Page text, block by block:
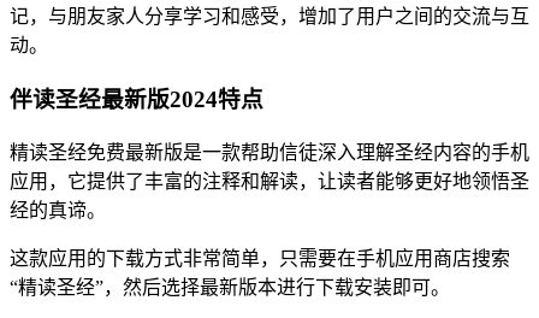
记，与朋友家人分享学习和感受，增加了用户之间的交流与互
动。
伴读圣经最新版2024特点
精读圣经免费最新版是一款帮助信徒深入理解圣经内容的手机
应用，它提供了丰富的注释和解读，让读者能够更好地领悟圣
经的真谛。
这款应用的下载方式非常简单，只需要在手机应用商店搜索
“精读圣经”，然后选择最新版本进行下载安装即可。